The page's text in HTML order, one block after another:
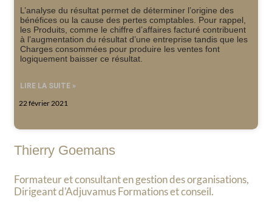
L’analyse du résultat permet de déterminer l’origine des
bénéfices ou la cause des pertes comptables. Pour rappel,
les Produits, comme le chiffre d’affaires facturé contribuent
à l’augmentation du résultat d’une entreprise tandis que les
Charges consommées pour produire les ventes font
logiquement baisser ce résultat.
LIRE LA SUITE »
22 février 2021
Thierry Goemans
Formateur et consultant en gestion des organisations,
Dirigeant d'Adjuvamus Formations et conseil.